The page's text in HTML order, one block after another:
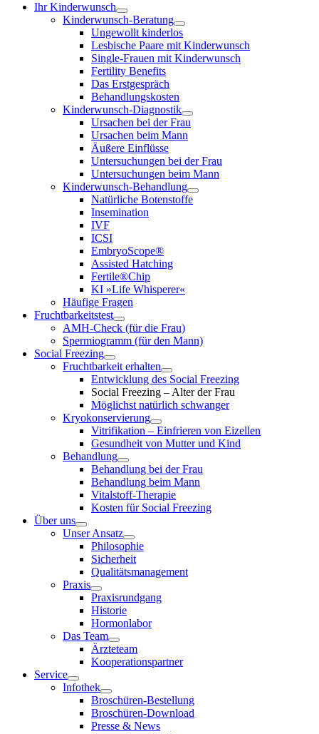
Ihr Kinderwunsch
Kinderwunsch-Beratung
Ungewollt kinderlos
Lesbische Paare mit Kinderwunsch
Single-Frauen mit Kinderwunsch
Fertility Benefits
Das Erstgespräch
Behandlungskosten
Kinderwunsch-Diagnostik
Ursachen bei der Frau
Ursachen beim Mann
Äußere Einflüsse
Untersuchungen bei der Frau
Untersuchungen beim Mann
Kinderwunsch-Behandlung
Natürliche Botenstoffe
Insemination
IVF
ICSI
EmbryoScope®
Assisted Hatching
Fertile®Chip
KI »Life Whisperer«
Häufige Fragen
Fruchtbarkeitstest
AMH-Check (für die Frau)
Spermiogramm (für den Mann)
Social Freezing
Fruchtbarkeit erhalten
Entwicklung des Social Freezing
Social Freezing – Alter der Frau
Möglichst natürlich schwanger
Kryokonservierung
Vitrifikation – Einfrieren von Eizellen
Gesundheit von Mutter und Kind
Behandlung
Behandlung bei der Frau
Behandlung beim Mann
Vitalstoff-Therapie
Kosten für Social Freezing
Über uns
Unser Ansatz
Philosophie
Sicherheit
Qualitätsmanagement
Praxis
Praxisrundgang
Historie
Hormonlabor
Das Team
Ärzteteam
Kooperationspartner
Service
Infothek
Broschüren-Bestellung
Broschüren-Download
Presse & News